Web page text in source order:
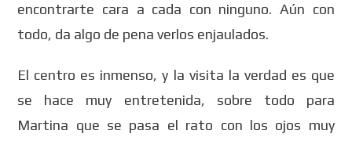
encontrarte cara a cada con ninguno. Aún con
todo, da algo de pena verlos enjaulados.
El centro es inmenso, y la visita la verdad es que
se hace muy entretenida, sobre todo para
Martina que se pasa el rato con los ojos muy